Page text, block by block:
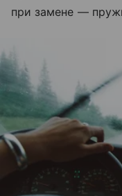
при замене —